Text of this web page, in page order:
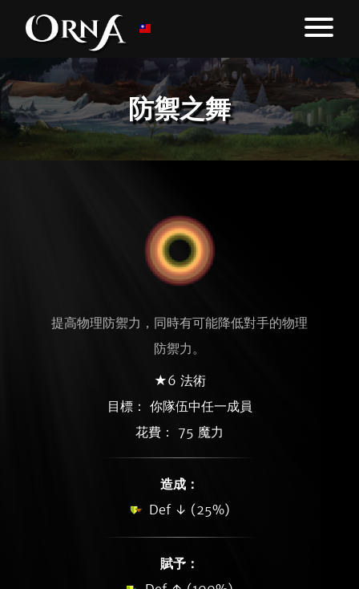
防禦之舞
提高物理防禦力，同時有可能降低對手的物理
防禦力。
★6 法術
目標： 你隊伍中任一成員
花費： 75 魔力
造成：
Def ↓ (25%)
賦予：